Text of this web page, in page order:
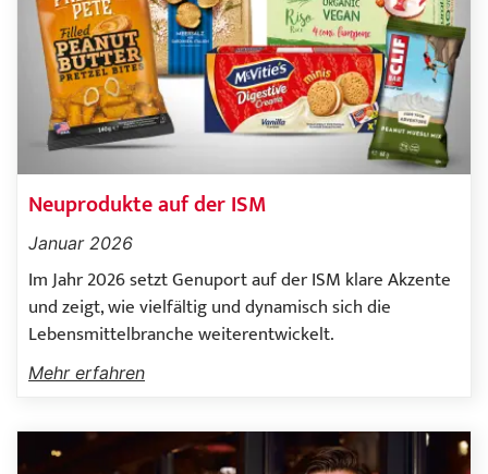
Neuprodukte auf der ISM
Januar 2026
Im Jahr 2026 setzt Genuport auf der ISM klare Akzente
und zeigt, wie vielfältig und dynamisch sich die
Lebensmittelbranche weiterentwickelt.
Mehr erfahren